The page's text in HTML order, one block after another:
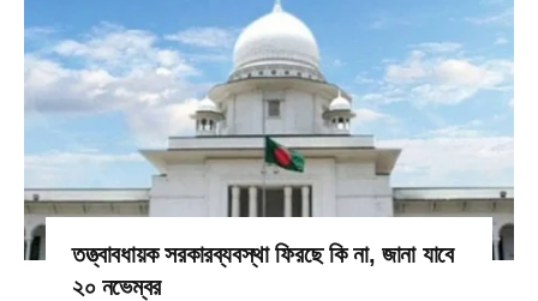
তত্ত্বাবধায়ক সরকারব্যবস্থা ফিরছে কি না, জানা যাবে
২০ নভেম্বর